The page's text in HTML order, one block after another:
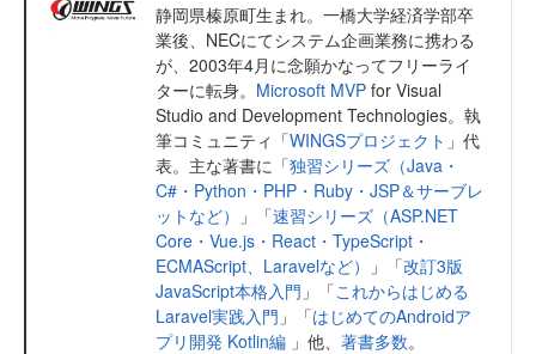
静岡県榛原町生まれ。一橋大学経済学部卒
業後、NECにてシステム企画業務に携わる
が、2003年4月に念願かなってフリーライ
ターに転身。 Microsoft MVP for Visual
Studio and Development Technologies。執
筆コミュニティ「WINGSプロジェクト 」代
表。主な著書に「独習シリーズ（Java・
C#・Python・PHP・Ruby・JSP＆サーブレ
ットなど）
」「速習シリーズ（ASP.NET
Core・Vue.js・React・TypeScript・
ECMAScript、Laravelなど）
」「改訂3版
JavaScript本格入門 」「これからはじめる
Laravel実践入門 」「はじめてのAndroidア
プリ開発 Kotlin編 」他、 著書多数。